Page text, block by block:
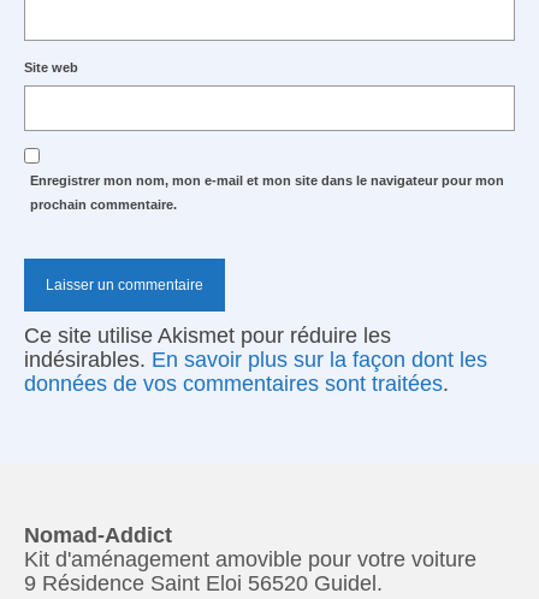
Site web
Enregistrer mon nom, mon e-mail et mon site dans le navigateur pour mon
prochain commentaire.
Ce site utilise Akismet pour réduire les
indésirables. En savoir plus sur la façon dont les
données de vos commentaires sont traitées.
Nomad-Addict
Kit d'aménagement amovible pour votre voiture
9 Résidence Saint Eloi 56520 Guidel.